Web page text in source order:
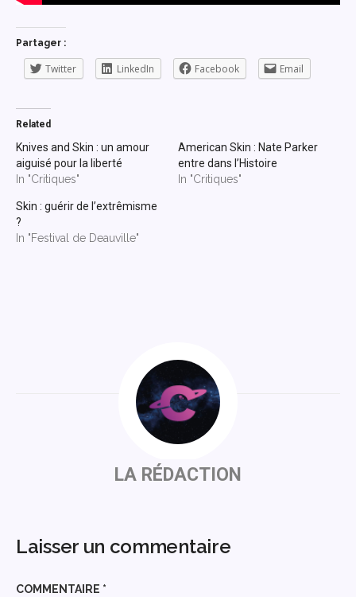
Partager :
Twitter LinkedIn Facebook Email
Related
Knives and Skin : un amour
aiguisé pour la liberté
In "Critiques"
American Skin : Nate Parker
entre dans l’Histoire
In "Critiques"
Skin : guérir de l’extrêmisme
?
In "Festival de Deauville"
LA RÉDACTION
Laisser un commentaire
COMMENTAIRE *